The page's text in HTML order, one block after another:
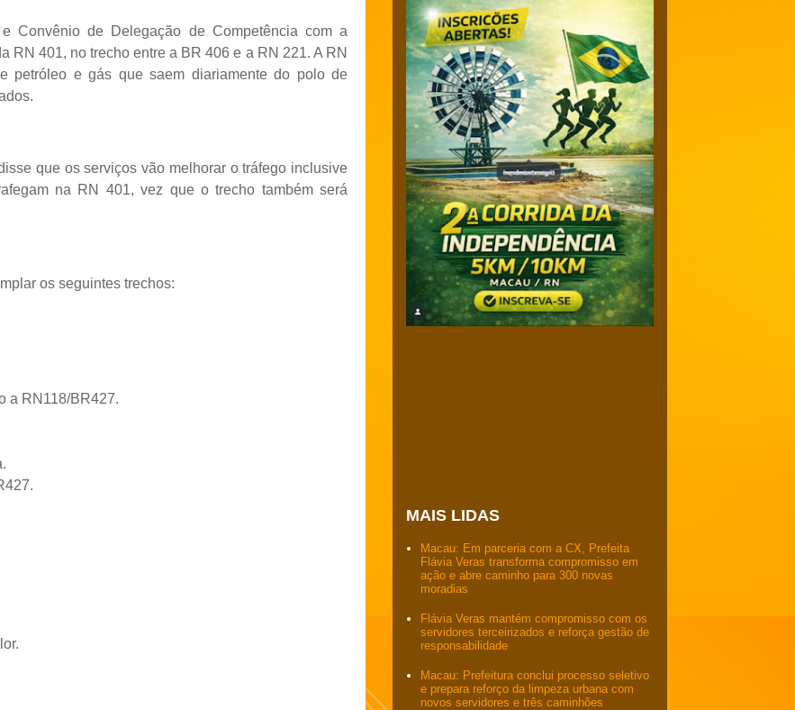
Convênio de Delegação de Competência com a
RN 401, no trecho entre a BR 406 e a RN 221. A RN
petróleo e gás que saem diariamente do polo de
que os serviços vão melhorar o tráfego inclusive
na RN 401, vez que o trecho também será
os seguintes trechos:
a RN118/BR427.
MAIS LIDAS
Macau: Em parceria com a CX, Prefeita
Flávia Veras transforma compromisso em
ação e abre caminho para 300 novas
moradias
Flávia Veras mantém compromisso com os
servidores terceirizados e reforça gestão de
responsabilidade
Macau: Prefeitura conclui processo seletivo
e prepara reforço da limpeza urbana com
novos servidores e três caminhões